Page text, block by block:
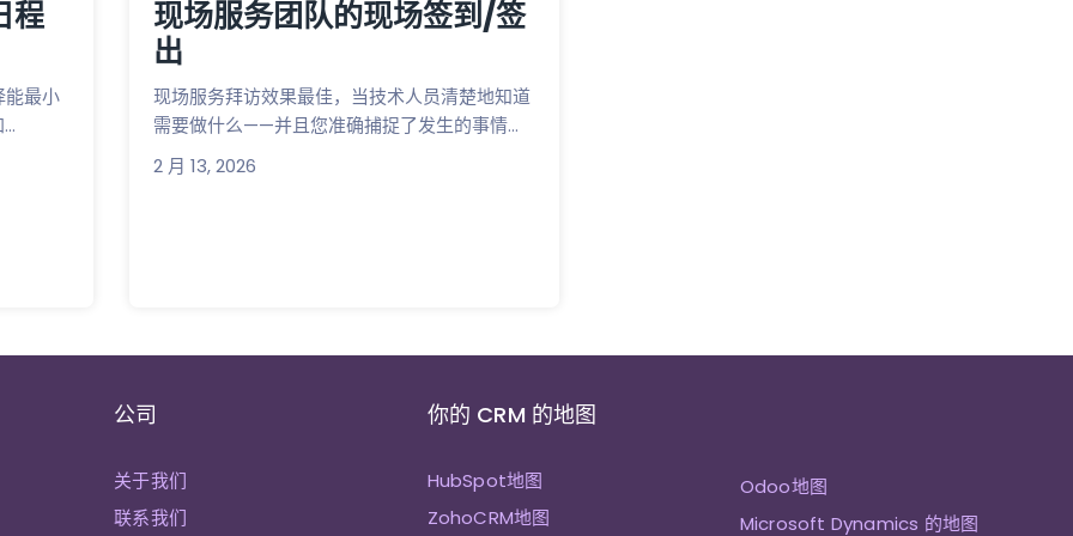
程
最小
现场服务团队的现场签到/签
出
现场服务拜访效果最佳，当技术人员清楚地知道
需要做什么——并且您准确捕捉了发生的事情...
2 月 13, 2026
公司
关于我们
联系我们
你的 CRM 的地图
HubSpot地图
ZohoCRM地图
Odoo地图
Microsoft Dynamics 的地图